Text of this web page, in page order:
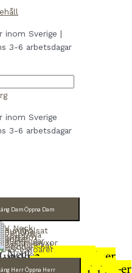
inom Sverige |
3-6 arbetsdagar
inom Sverige
3-6 arbetsdagar
DamÖppna Dam
Neck4 produkter
9 produkter
2 produkter
8 produkter
3 produkter
4 produkter
3 produkter
2 produkter
HerrÖppna Herr